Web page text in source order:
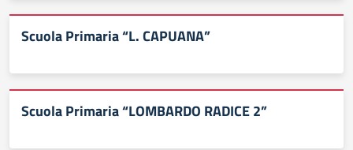
Scuola Primaria “L. CAPUANA”
Scuola Primaria “LOMBARDO RADICE 2”